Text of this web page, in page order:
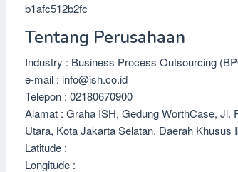
b1afc512b2fc
Tentang Perusahaan
Industry : Business Process Outsourcing
e-mail : info@ish.co.id
Telepon : 02180670900
Alamat : Graha ISH, Gedung WorthCase, Jl.
Utara, Kota Jakarta Selatan, Daerah Khusus
Latitude :
Longitude :